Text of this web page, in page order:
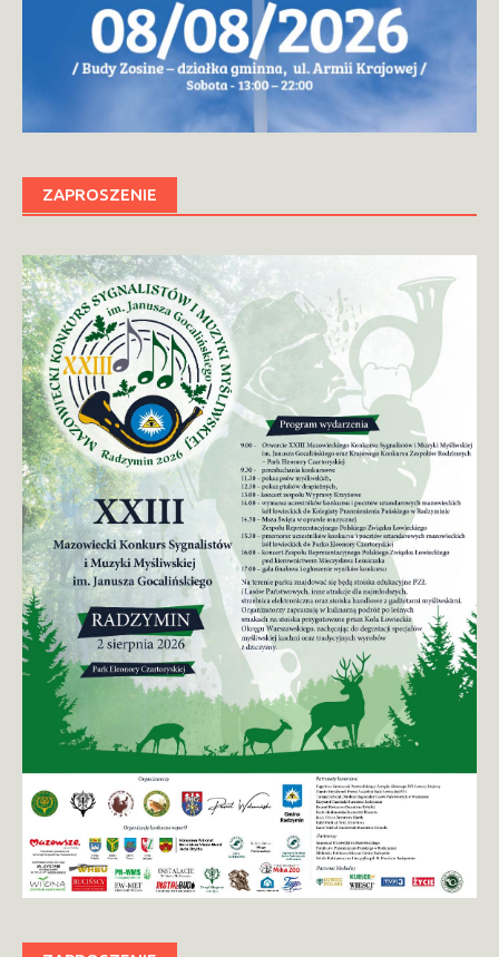
ZAPROSZENIE